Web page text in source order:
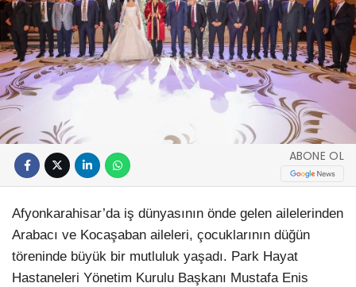
ABONE OL
Afyonkarahisar’da iş dünyasının önde gelen ailelerinden
Arabacı ve Kocaşaban aileleri, çocuklarının düğün
töreninde büyük bir mutluluk yaşadı. Park Hayat
Hastaneleri Yönetim Kurulu Başkanı Mustafa Enis